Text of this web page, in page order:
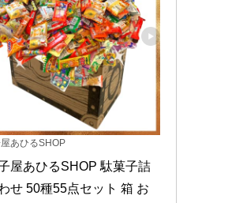
あひるSHOP
屋あひるSHOP 駄菓子詰
せ 50種55点セット 箱 お